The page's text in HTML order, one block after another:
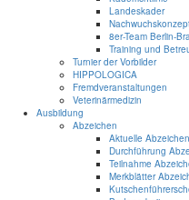
Landeskader
8er-Team Berlin-
Training und
Turnier der Vorbilder
HIPPOLOGICA
Fremdveranstaltungen
Veterinärmedizin
Ausbildung
Abzeichen
Aktuelle
Durchführung
Teilnahme
Merkblätter